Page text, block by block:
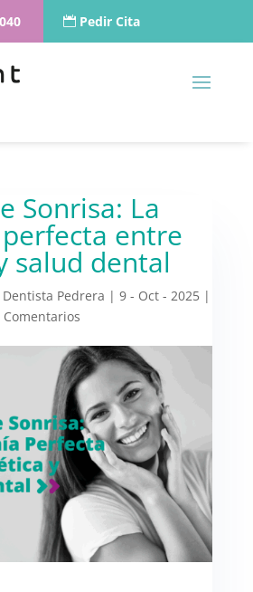
Pedir Cita
Sonrisa: La
entre
salud dental
Pedrera | 9 - Oct - 2025|
Comentarios